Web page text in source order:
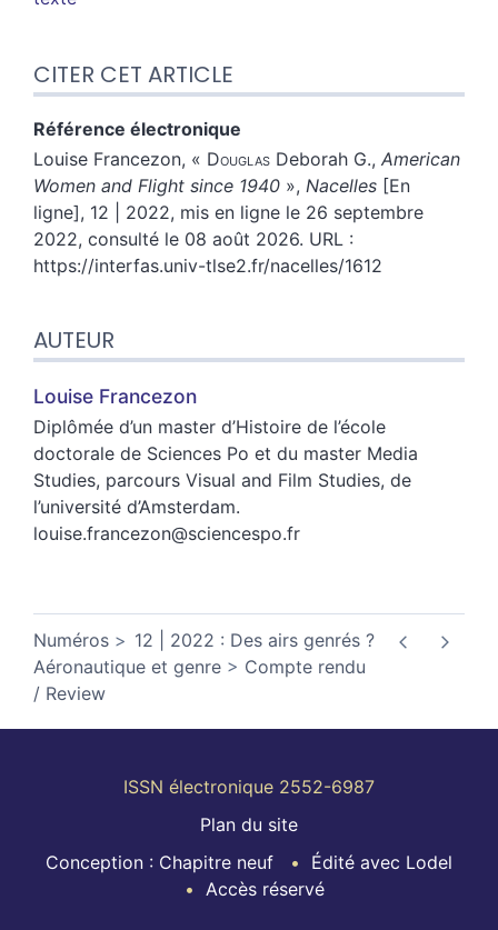
CITER CET ARTICLE
Référence électronique
Louise Francezon, « Douglas Deborah G., American
Women and Flight since 1940 », Nacelles [En
ligne], 12 | 2022, mis en ligne le 26 septembre
2022, consulté le 08 août 2026. URL :
https://interfas.univ-tlse2.fr/nacelles/1612
AUTEUR
Louise Francezon
Diplômée d’un master d’Histoire de l’école
doctorale de Sciences Po et du master Media
Studies, parcours Visual and Film Studies, de
l’université d’Amsterdam.
louise.francezon@sciencespo.fr
Numéros
12 | 2022 : Des airs genrés ?
Aéronautique et genre
Compte rendu
/ Review
ISSN électronique 2552-6987
Plan du site
Conception : Chapitre neuf
Édité avec Lodel
Accès réservé